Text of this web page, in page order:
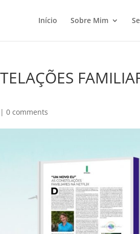
Início Sobre Mim
|0 comments